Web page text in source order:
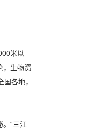
米以
，生物资
各地，
“三江